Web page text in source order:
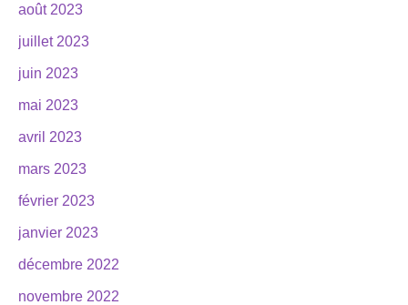
août 2023
juillet 2023
juin 2023
mai 2023
avril 2023
mars 2023
février 2023
janvier 2023
décembre 2022
novembre 2022